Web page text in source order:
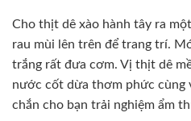
Cho thịt dê xào hành tây ra
rau mùi lên trên để trang trí.
trắng rất đưa cơm. Vị thịt dê
nước cốt dừa thơm phức cùng
chắn cho bạn trải nghiệm ẩm